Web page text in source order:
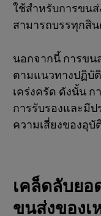
ใช้สําหรับการขน
สามารถบรรทุกสิ
นอกจากนี้ การขน
ตามแนวทางปฏิบั
เคร่งครัด ดังนั้น
การรับรองและมี
ความเสี่ยงของอุ
เคล็ดลับย
ขนส่งของเ